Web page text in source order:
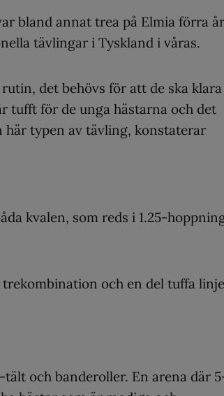
bland annat trea på Elmia förra
tävlingar i Tyskland i våras.
det behövs för att de ska
tufft för de unga hästarna och det
typen av tävling, konstaterar
kvalen, som reds i 1.25-
och en del tuffa
och banderoller. En arena där